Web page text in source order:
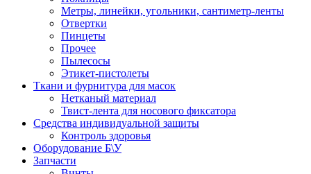
Метры, линейки, угольники, сантиметр-ленты
Отвертки
Пинцеты
Прочее
Пылесосы
Этикет-пистолеты
Ткани и фурнитура для масок
Нетканый материал
Твист-лента для носового фиксатора
Средства индивидуальной защиты
Контроль здоровья
Оборудование Б\У
Запчасти